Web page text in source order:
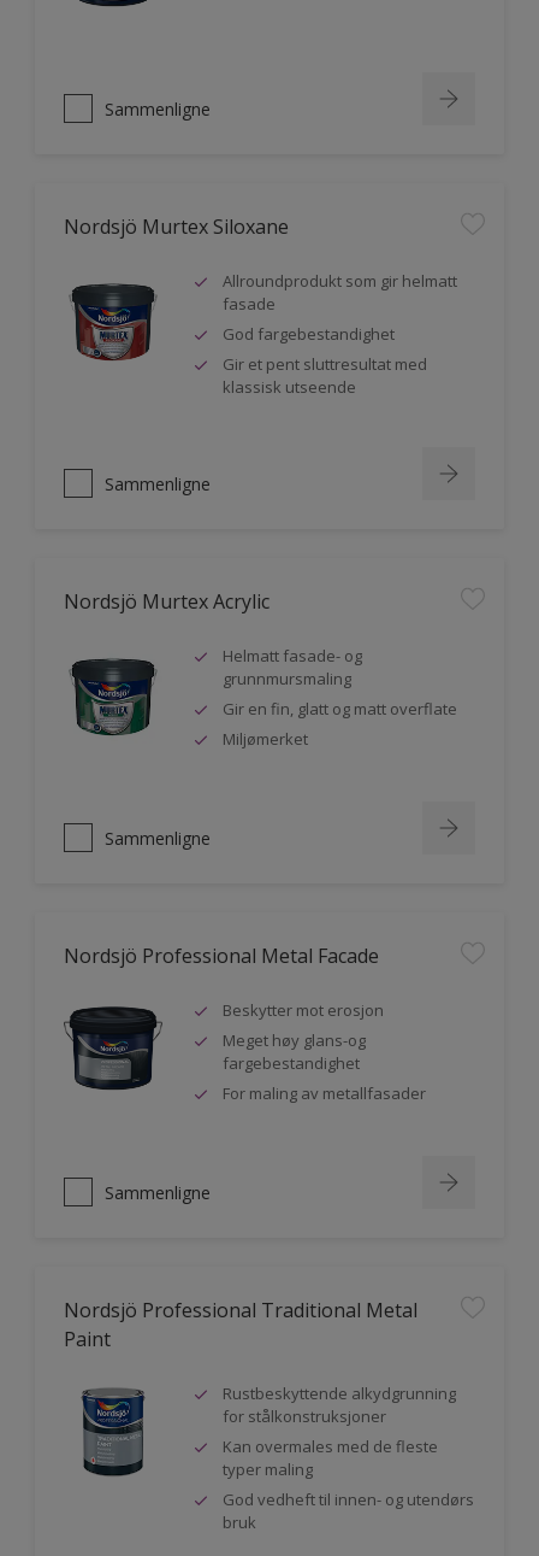
Sammenligne
Nordsjö Murtex Siloxane
Allroundprodukt som gir helmatt
fasade
God fargebestandighet
Gir et pent sluttresultat med
klassisk utseende
Sammenligne
Nordsjö Murtex Acrylic
Helmatt fasade- og
grunnmursmaling
Gir en fin, glatt og matt overflate
Miljømerket
Sammenligne
Nordsjö Professional Metal Facade
Beskytter mot erosjon
Meget høy glans-og
fargebestandighet
For maling av metallfasader
Sammenligne
Nordsjö Professional Traditional Metal
Paint
Rustbeskyttende alkydgrunning
for stålkonstruksjoner
Kan overmales med de fleste
typer maling
God vedheft til innen- og utendørs
bruk